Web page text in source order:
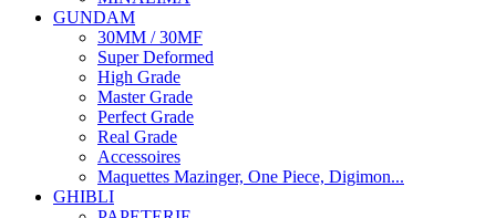
GUNDAM
30MM / 30MF
Super Deformed
High Grade
Master Grade
Perfect Grade
Real Grade
Accessoires
Maquettes Mazinger, One Piece, Digimon...
GHIBLI